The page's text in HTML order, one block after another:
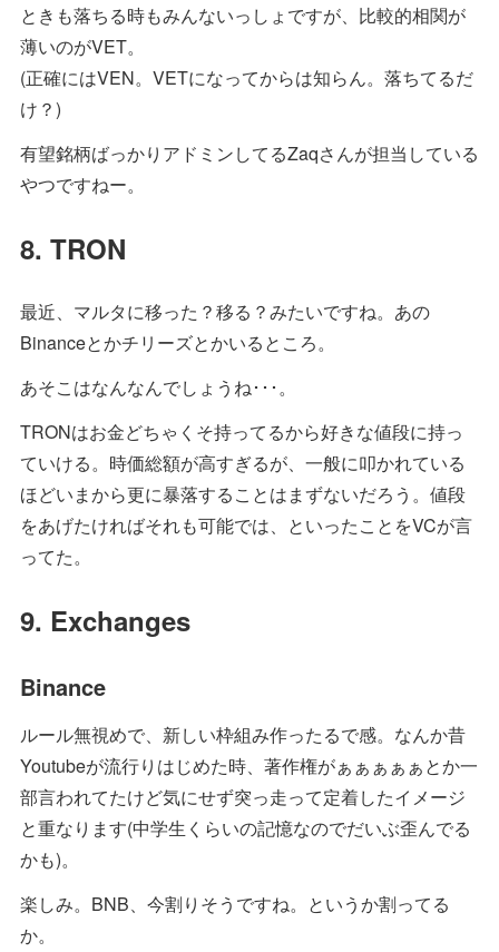
ときも落ちる時もみんないっしょですが、比較的相関が
薄いのがVET。
(正確にはVEN。VETになってからは知らん。落ちてるだ
け？)
有望銘柄ばっかりアドミンしてるZaqさんが担当している
やつですねー。
8. TRON
最近、マルタに移った？移る？みたいですね。あの
Binanceとかチリーズとかいるところ。
あそこはなんなんでしょうね･･･。
TRONはお金どちゃくそ持ってるから好きな値段に持っ
ていける。時価総額が高すぎるが、一般に叩かれている
ほどいまから更に暴落することはまずないだろう。値段
をあげたければそれも可能では、といったことをVCが言
ってた。
9. Exchanges
Binance
ルール無視めで、新しい枠組み作ったるで感。なんか昔
Youtubeが流行りはじめた時、著作権がぁぁぁぁぁとか一
部言われてたけど気にせず突っ走って定着したイメージ
と重なります(中学生くらいの記憶なのでだいぶ歪んでる
かも)。
楽しみ。BNB、今割りそうですね。というか割ってる
か。